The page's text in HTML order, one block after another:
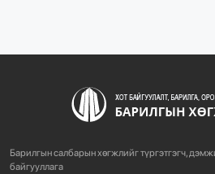
ХОТ БАЙГУУЛАЛТЫН
3 сарын өмнө
Барилгын салбарын хөгжлийг түргэтгэгч,
байгууллага